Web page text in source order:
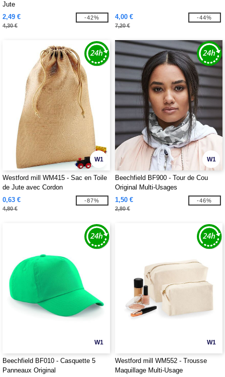
Jute
2,49 €
4,30 €
-42% 4,00 €
7,20 €
-44%
W1
Westford mill WM415 - Sac en Toile
de Jute avec Cordon
0,63 €
4,80 €
-87%
W1
Beechfield BF900 - Tour de Cou
Original Multi-Usages
1,50 €
2,80 €
-46%
W1
Beechfield BF010 - Casquette 5
Panneaux Original
W1
Westford mill WM552 - Trousse
Maquillage Multi-Usage